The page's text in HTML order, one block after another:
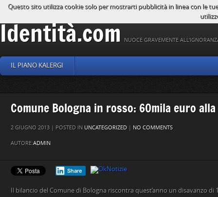
Identità.com NUOCE GRAVEMENTE
IL PIANO KALERGI
Comune Bologna in rosso: 60mila euro
2 GIUGNO 2013 | POSTED IN UNCATEGORIZED | NO COMMENTS
AUTORE:ADMIN
Share
Il bilancio del Comune di Bologna riscontra quest’anno un disavanzo di
Questo sito utilizza cookie solo per mostrarti pubblicità in linea con le